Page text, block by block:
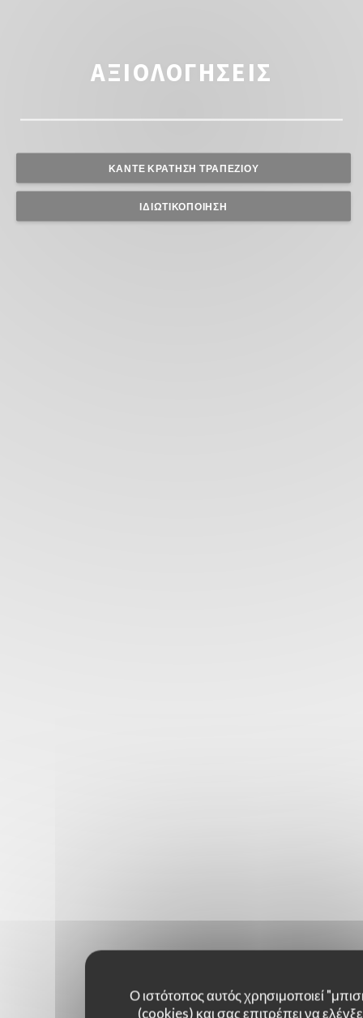
Ο ιστότοπος αυτός χρησιμοποιεί
(cookies) και σας επιτρέπει να
ΑΞΙΟΛΟΓΉΣΕΙΣ
ΚΆΝΤΕ ΚΡΆΤΗΣΗ ΤΡΑΠΕΖΙΟΎ
ΙΔΙΩΤΙΚΟΠΟΊΗΣΗ